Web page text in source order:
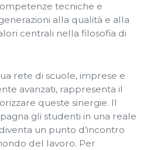
tecniche e
alla qualità e alla
centrali nella filosofia di
rete di scuole, imprese e
avanzati, rappresenta il
queste sinergie. Il
gli studenti in una reale
un punto d’incontro
del lavoro. Per